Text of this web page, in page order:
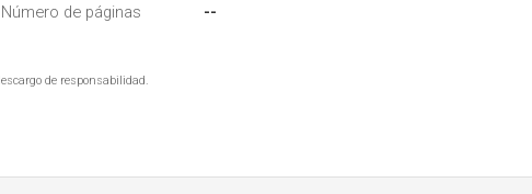
Número de páginas --
de responsabilidad.